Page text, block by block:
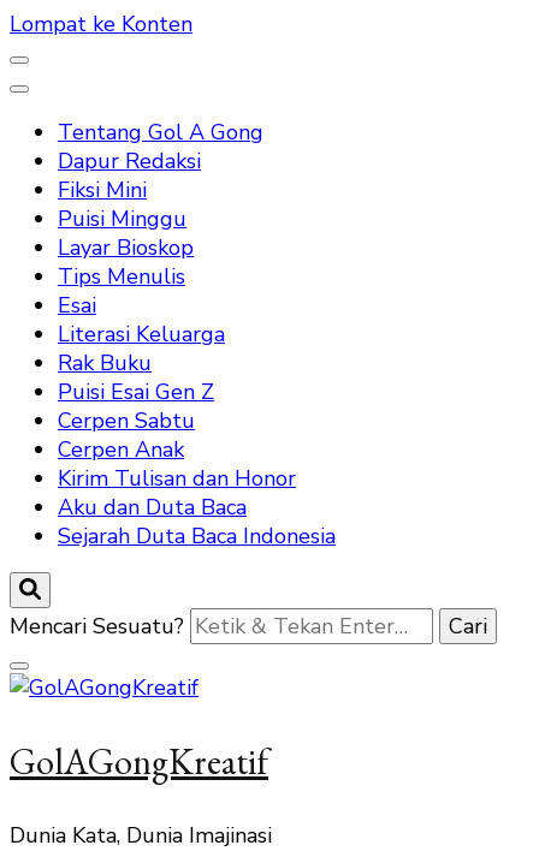
Lompat ke Konten
Tentang Gol A Gong
Dapur Redaksi
Fiksi Mini
Puisi Minggu
Layar Bioskop
Tips Menulis
Esai
Literasi Keluarga
Rak Buku
Puisi Esai Gen Z
Cerpen Sabtu
Cerpen Anak
Kirim Tulisan dan Honor
Aku dan Duta Baca
Sejarah Duta Baca Indonesia
Mencari Sesuatu?
GolAGongKreatif
Dunia Kata, Dunia Imajinasi